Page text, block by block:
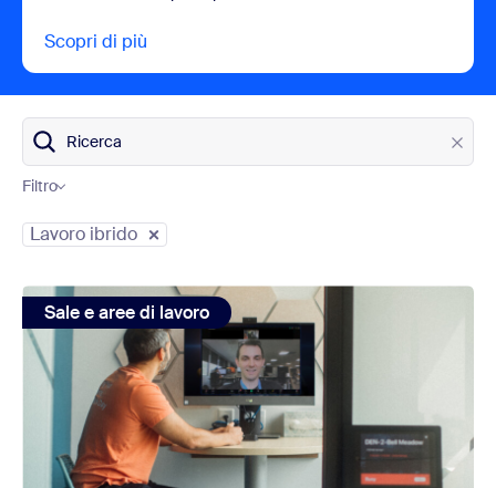
Scopri di più
Ricerca
Filtro
Lavoro ibrido
view: Come realizzare il miglior ambiente per il lavoro
Sale e aree di lavoro